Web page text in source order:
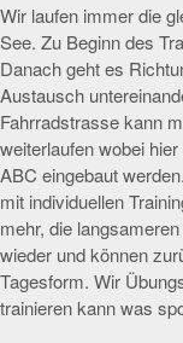
Wir laufen immer die
See. Zu Beginn des
Danach geht es
Austausch
Fahrradstrasse kann
weiterlaufen wobei
ABC eingebaut
mit individuellen
mehr, die
wieder und können
Tagesform. Wir
trainieren kann was